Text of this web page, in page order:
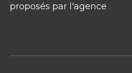
proposés par l'agence